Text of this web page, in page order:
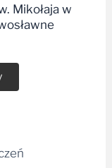
Mikołaja w